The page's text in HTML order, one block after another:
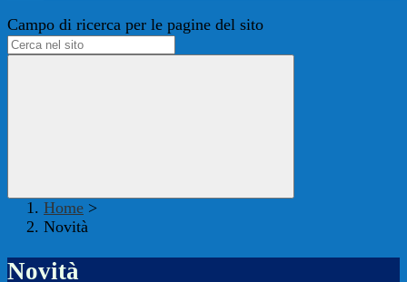
Campo di ricerca per le pagine del sito
Home >
Novità
Novità